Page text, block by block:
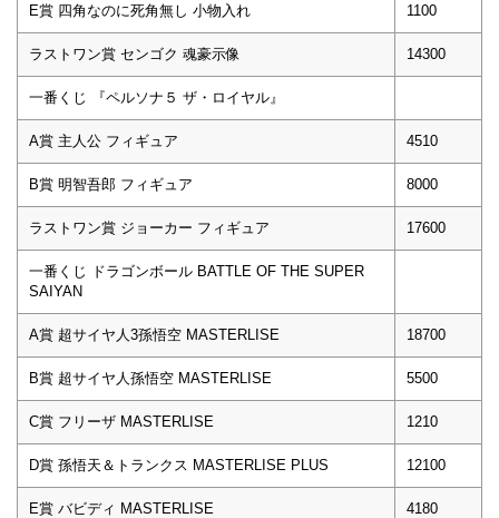
E賞 四角なのに死角無し 小物入れ 1100
ラストワン賞 センゴク 魂豪示像 14300
一番くじ 『ペルソナ５ ザ・ロイヤル』
A賞 主人公 フィギュア 4510
B賞 明智吾郎 フィギュア 8000
ラストワン賞 ジョーカー フィギュア 17600
一番くじ ドラゴンボール BATTLE OF THE SUPER
SAIYAN
A賞 超サイヤ人3孫悟空 MASTERLISE 18700
B賞 超サイヤ人孫悟空 MASTERLISE 5500
C賞 フリーザ MASTERLISE 1210
D賞 孫悟天＆トランクス MASTERLISE PLUS 12100
E賞 バビディ MASTERLISE 4180